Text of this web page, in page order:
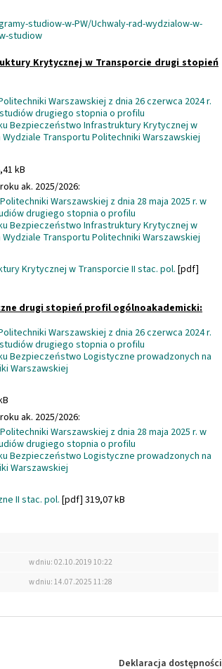
studiow-w-PW/Uchwaly-rad-wydzialow-w-
studiow
Krytycznej w Transporcie drugi stopień
Warszawskiej z dnia 26 czerwca 2024 r.
drugiego stopnia o profilu
Bezpieczeństwo Infrastruktury Krytycznej w
Transportu Politechniki Warszawskiej
kB
ak. 2025/2026:
Warszawskiej z dnia 28 maja 2025 r. w
drugiego stopnia o profilu
Bezpieczeństwo Infrastruktury Krytycznej w
Transportu Politechniki Warszawskiej
Krytycznej w Transporcie II stac. pol. [pdf]
drugi stopień profil ogólnoakademicki:
Warszawskiej z dnia 26 czerwca 2024 r.
drugiego stopnia o profilu
Bezpieczeństwo Logistyczne prowadzonych na
Warszawskiej
ak. 2025/2026:
Warszawskiej z dnia 28 maja 2025 r. w
drugiego stopnia o profilu
Bezpieczeństwo Logistyczne prowadzonych na
Warszawskiej
II stac. pol.[pdf] 319,07 kB
w dniu: 02.10.2019 10:22
w dniu: 14.07.2025 11:28
Deklaracja dostępności